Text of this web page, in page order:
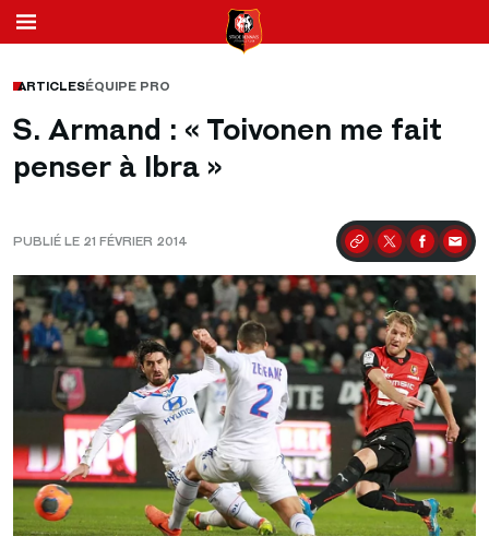
ARTICLESÉQUIPE PRO
S. Armand : « Toivonen me fait
penser à Ibra »
PUBLIÉ LE 21 FÉVRIER 2014 Partager